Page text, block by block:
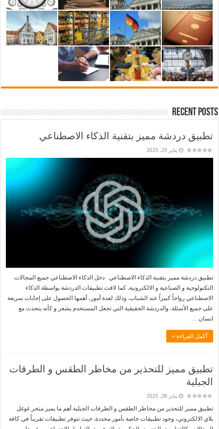
Recent Posts
تطبيق دردشة مميز بتقنية الذكاء الاصطناعي
يناير 29, 2025
تطبيق دردشة مميز بتقنية الذكاء الاصطناعي دخل الذكاء الاصطناعي جميع المجالات
التكنولوجية و الصناعية و الالكترونية. كما لاقت تطبيقات الدردشة بواسطة الذكاء
الاصطناعي رواجاً كبيراً عند الشباب. وذلك لعدة أمور، أهمها الحصول على إجابات سريعة
على جميع الأسئلة. والدردشة الحقيقية التي تجعل المستخدم يشعر و كأنه يتحدث مع
انسان …
أكمل القراءة »
تطبيق مميز للتحذير من مخاطر الطقس و الطرقات
الجبلية
يناير 28, 2025
تطبيق مميز للتحذير من مخاطر الطقس و الطرقات الجبلية أهم ما يميز متجر غوغل
بلاي الالكتروني، وجود تطبيقات خاصة بأمور محددة. حيث تتوفر تطبيقات تقريباً في كافة